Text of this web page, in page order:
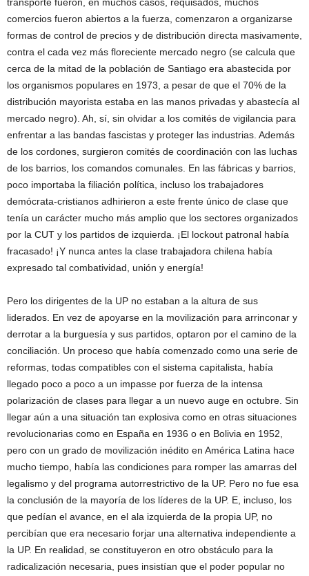
comercios fueron abiertos a la fuerza, comenzaron a organizarse
formas de control de precios y de distribución directa masivamente,
contra el cada vez más floreciente mercado negro (se calcula que
cerca de la mitad de la población de Santiago era abastecida por
los organismos populares en 1973, a pesar de que el 70% de la
distribución mayorista estaba en las manos privadas y abastecía al
mercado negro). Ah, sí, sin olvidar a los comités de vigilancia para
enfrentar a las bandas fascistas y proteger las industrias. Además
de los cordones, surgieron comités de coordinación con las luchas
de los barrios, los comandos comunales. En las fábricas y barrios,
poco importaba la filiación política, incluso los trabajadores
demócrata-cristianos adhirieron a este frente único de clase que
tenía un carácter mucho más amplio que los sectores organizados
por la CUT y los partidos de izquierda. ¡El lockout patronal había
fracasado! ¡Y nunca antes la clase trabajadora chilena había
expresado tal combatividad, unión y energía!
Pero los dirigentes de la UP no estaban a la altura de sus
liderados. En vez de apoyarse en la movilización para arrinconar y
derrotar a la burguesía y sus partidos, optaron por el camino de la
conciliación. Un proceso que había comenzado como una serie de
reformas, todas compatibles con el sistema capitalista, había
llegado poco a poco a un impasse por fuerza de la intensa
polarización de clases para llegar a un nuevo auge en octubre. Sin
llegar aún a una situación tan explosiva como en otras situaciones
revolucionarias como en España en 1936 o en Bolivia en 1952,
pero con un grado de movilización inédito en América Latina hace
mucho tiempo, había las condiciones para romper las amarras del
legalismo y del programa autorrestrictivo de la UP. Pero no fue esa
la conclusión de la mayoría de los líderes de la UP. E, incluso, los
que pedían el avance, en el ala izquierda de la propia UP, no
percibían que era necesario forjar una alternativa independiente a
la UP. En realidad, se constituyeron en otro obstáculo para la
radicalización necesaria, pues insistían que el poder popular no